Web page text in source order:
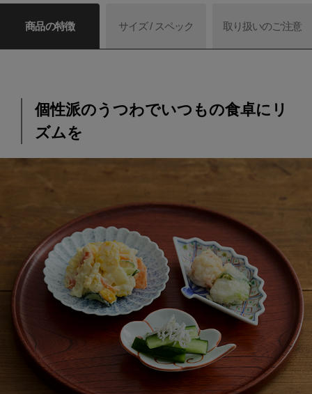
商品の特徴 サイズ / スペック 取り扱いのご注意
個性派のうつわでいつもの食卓にリ
ズムを